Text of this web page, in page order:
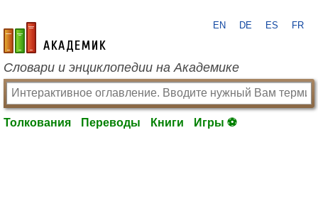
academic.ru
EN DE ES FR
Словари и энциклопедии на Академике
Толкования Переводы Книги Игры ⚽